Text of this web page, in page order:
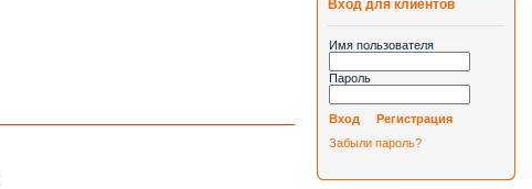
Вход для клиентов
Имя пользователя
Пароль
Вход
Регистрация
Забыли пароль?